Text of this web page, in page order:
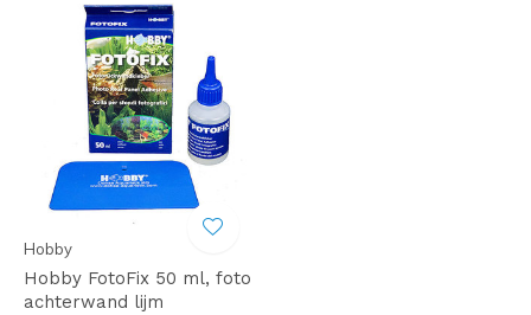
Hobby
Hobby FotoFix 50 ml, foto
achterwand lijm